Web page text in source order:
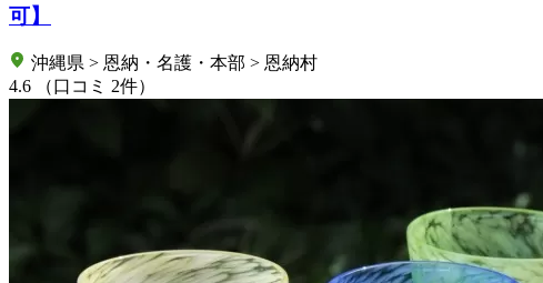
可】
沖縄県 > 恩納・名護・本部 > 恩納村
4.6
（口コミ 2件）